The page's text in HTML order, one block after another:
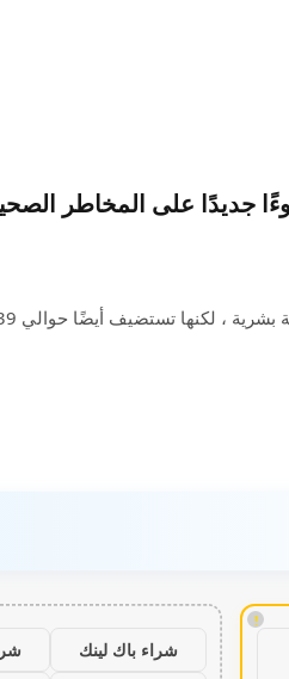
جديدًا على المخاطر
!
شراء باك لينك